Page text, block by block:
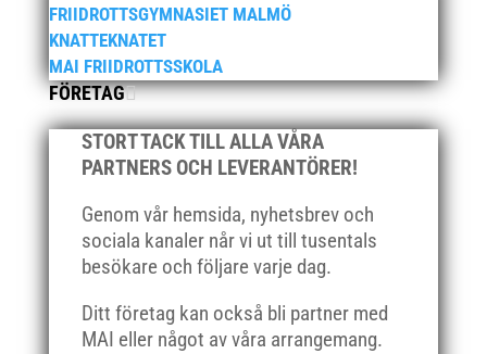
FRIIDROTTSGYMNASIET MALMÖ
KNATTEKNATET
MAI FRIIDROTTSSKOLA
FÖRETAG
STORT TACK TILL ALLA VÅRA
PARTNERS OCH LEVERANTÖRER!
Genom vår hemsida, nyhetsbrev och
sociala kanaler når vi ut till tusentals
besökare och följare varje dag.
Ditt företag kan också bli partner med
MAI eller något av våra arrangemang.
mars 2021
februari 2021
december 2020
november 2020
oktober 2020
september 2020
augusti 2020
juni 2020
april 2020
mars 2020
februari 2020